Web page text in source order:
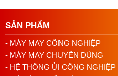
SẢN PHẨM
- MÁY MAY CÔNG NGHIỆP
- MÁY MAY CHUYÊN DÙNG
- HỆ THỐNG ỦI CÔNG NGHIỆP